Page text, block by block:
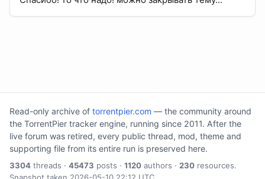
Read-only archive of torrentpier.com — the community around
the TorrentPier tracker engine, running since 2011. After the
live forum was retired, every public thread, mod, theme and
supporting file from its entire run is preserved here.
3304 threads · 45473 posts · 1120 authors · 230 resources.
Snapshot taken 2026-05-10 22:12 UTC.